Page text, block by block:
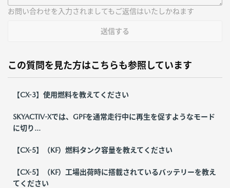
お問い合わせを入力されましてもご返信はいたしかねます
送信する
この質問を見た方はこちらも参照しています
【CX-3】使用燃料を教えてください
SKYACTIV-Xでは、GPFを通常走行中に再生を促すようなモード
に切り...
【CX-5】（KF）燃料タンク容量を教えてください
【CX-5】（KF）工場出荷時に搭載されているバッテリーを教え
てください